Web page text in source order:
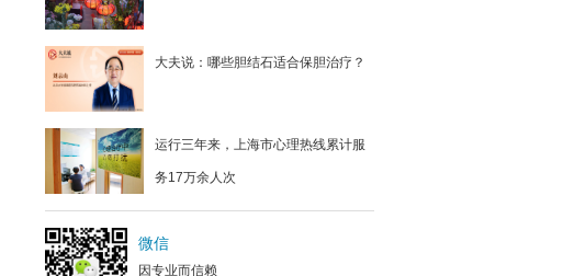
大夫说：哪些胆结石适合保胆治疗？
运行三年来，上海市心理热线累计服
务17万余人次
微信
因专业而信赖